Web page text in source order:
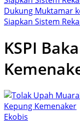
Dukung Muktamar
Siapkan Sistem
KSPI
Ekobis